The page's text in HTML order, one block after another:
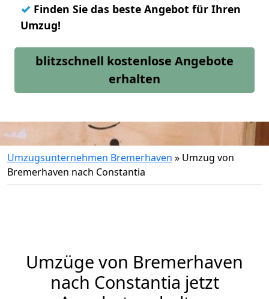
✓ Finden Sie das beste Angebot für Ihren
Umzug!
blitzschnell kostenlose Angebote
erhalten
Umzugsunternehmen Bremerhaven » Umzug von
Bremerhaven nach Constantia
Umzüge von Bremerhaven
nach Constantia jetzt